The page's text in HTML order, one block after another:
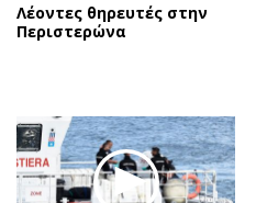
Λέοντες θηρευτές στην
Περιστερώνα